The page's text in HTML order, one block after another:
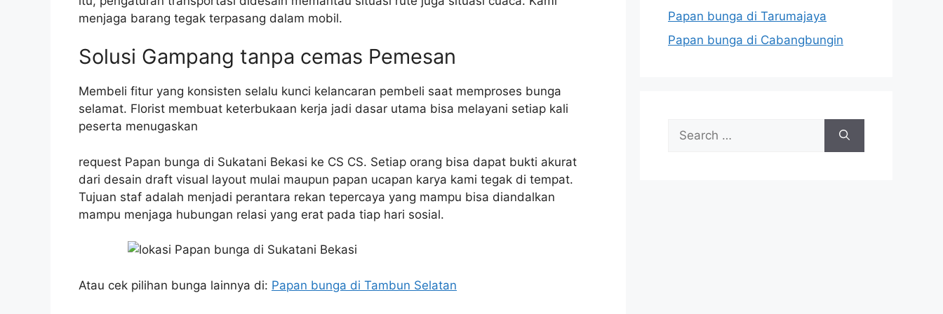
menjaga barang tegak terpasang dalam mobil.
Solusi Gampang tanpa cemas Pemesan
Membeli fitur yang konsisten selalu kunci kelancaran pembeli saat memproses bunga
selamat. Florist membuat keterbukaan kerja jadi dasar utama bisa melayani setiap kali
peserta menugaskan
request Papan bunga di Sukatani Bekasi ke CS CS. Setiap orang bisa dapat bukti akurat
dari desain draft visual layout mulai maupun papan ucapan karya kami tegak di tempat.
Tujuan staf adalah menjadi perantara rekan tepercaya yang mampu bisa diandalkan
mampu menjaga hubungan relasi yang erat pada tiap hari sosial.
Atau cek pilihan bunga lainnya di: Papan bunga di Tambun Selatan
Papan bunga di Tarumajaya
Papan bunga di Cabangbungin
for: